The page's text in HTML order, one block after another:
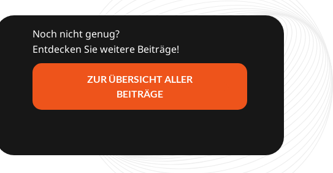
Noch nicht genug?
Entdecken Sie weitere Beiträge!
ZUR ÜBERSICHT ALLER
BEITRÄGE